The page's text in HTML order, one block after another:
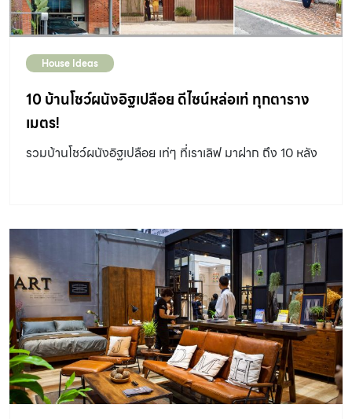
House Ideas
10 บ้านโชว์ผนังอิฐเปลือย ดีไซน์หล่อเท่ ทุกตาราง
เมตร!
รวมบ้านโชว์ผนังอิฐเปลือย เท่ๆ ที่เราเลิฟ มาฝาก ถึง 10 หลัง